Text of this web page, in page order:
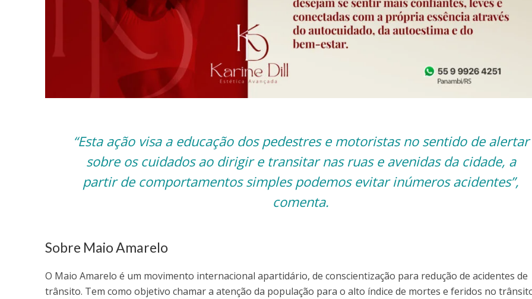
“Esta ação visa a educação dos pedestres e motoristas no sentido de alertar
sobre os cuidados ao dirigir e transitar nas ruas e avenidas da cidade, a
partir de comportamentos simples podemos evitar inúmeros acidentes”,
comenta.
Sobre Maio Amarelo
O Maio Amarelo é um movimento internacional apartidário, de conscientização para redução de acidentes de
trânsito. Tem como objetivo chamar a atenção da população para o alto índice de mortes e feridos no